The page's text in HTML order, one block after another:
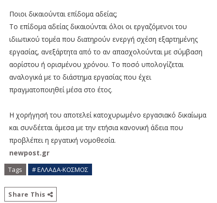
Ποιοι δικαιούνται επίδομα αδείας;
Το επίδομα αδείας δικαιούνται όλοι οι εργαζόμενοι του
ιδιωτικού τομέα που διατηρούν ενεργή σχέση εξαρτημένης
εργασίας, ανεξάρτητα από το αν απασχολούνται με σύμβαση
αορίστου ή ορισμένου χρόνου. Το ποσό υπολογίζεται
αναλογικά με το διάστημα εργασίας που έχει
πραγματοποιηθεί μέσα στο έτος.
Η χορήγησή του αποτελεί κατοχυρωμένο εργασιακό δικαίωμα
και συνδέεται άμεσα με την ετήσια κανονική άδεια που
προβλέπει η εργατική νομοθεσία.
newpost.gr
Tags # ΕΛΛΑΔΑ-ΚΟΣΜΟΣ
Share This